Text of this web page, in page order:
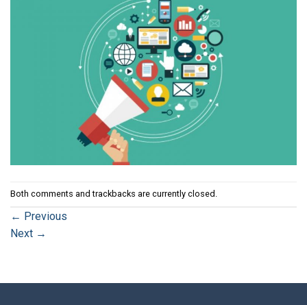
Both comments and trackbacks are currently closed.
← Previous
Next →